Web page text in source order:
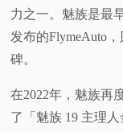
力之一。魅族是最
发布的FlymeAuto
碑。
在2022年，魅族再
了「魅族 19 主理